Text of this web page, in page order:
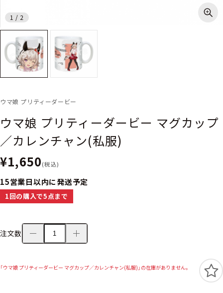
1 / 2
ウマ娘 プリティーダービー
ウマ娘 プリティーダービー マグカップ
／カレンチャン(私服)
¥1,650(税込)
15営業日以内に発送予定
1回の購入で5点まで
注文数
「ウマ娘 プリティーダービー マグカップ／カレンチャン(私服)」の在庫がありません。